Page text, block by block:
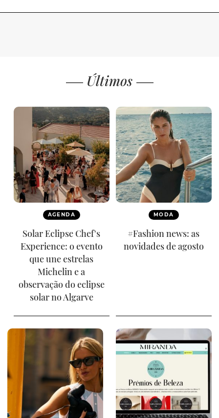
Últimos
AGENDA
Solar Eclipse Chef's
Experience: o evento
que une estrelas
Michelin e a
observação do eclipse
solar no Algarve
MODA
#Fashion news: as
novidades de agosto